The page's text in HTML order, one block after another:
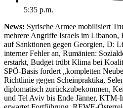
5:35 p.m.
News: Syrische Armee mobilisiert
mehrere Angriffe Israels im Libanon,
auf Sanktionen gegen Georgien, D:
interner Fehler an, Rumänien:
erstarkt, Budget trübt Klima bei
SPÖ-Basis fordert „kompletten
Richtlinie gegen Scheinpraktika,
diplomatisch zurückzubekommen,
und Tel Aviv bis Ende Jänner, KTM-